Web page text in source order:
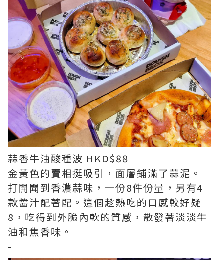
蒜香牛油酸種波 HKD$88
金黃色的賣相挺吸引，面層鋪滿了蒜泥。
打開聞到香濃蒜味，一份8件份量，另有4
款醬汁配著配。這個趁熱吃的口感較好疑
8，吃得到外脆內軟的質感，散發著淡淡牛
油和焦香味。
-